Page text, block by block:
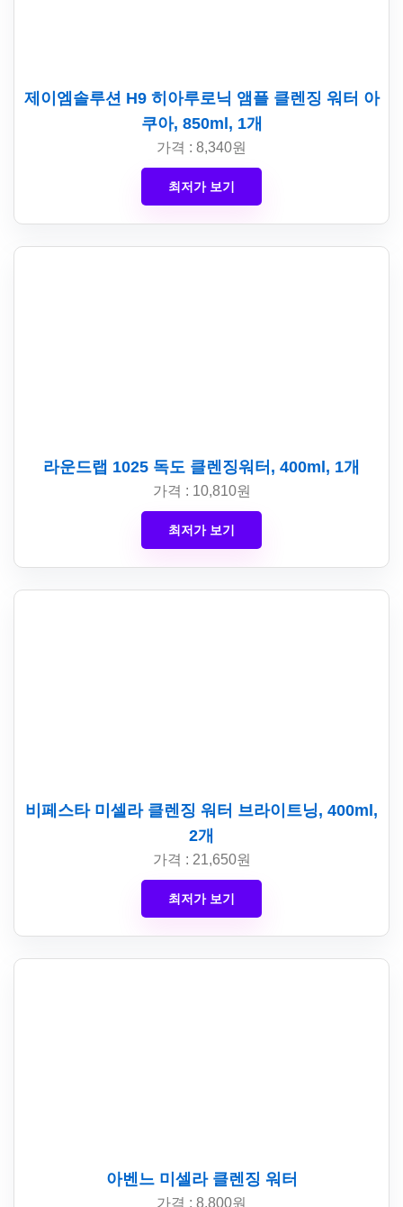
제이엠솔루션 H9 히아루로닉 앰플 클렌징 워터 아
쿠아, 850ml, 1개
가격 : 8,340원
최저가 보기
라운드랩 1025 독도 클렌징워터, 400ml, 1개
가격 : 10,810원
최저가 보기
비페스타 미셀라 클렌징 워터 브라이트닝, 400ml,
2개
가격 : 21,650원
최저가 보기
아벤느 미셀라 클렌징 워터
가격 : 8,800원